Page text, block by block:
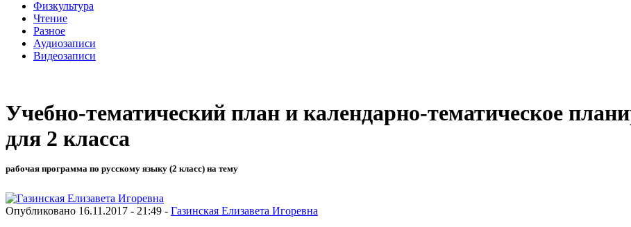
Физкультура
Чтение
Разное
Аудиозаписи
Видеозаписи
Учебно-тематический план и календарно-тематическое
для 2 класса
рабочая программа по русскому языку (2 класс) на тему
Опубликовано 16.11.2017 - 21:49 - Газинская Елизавета Игоревна